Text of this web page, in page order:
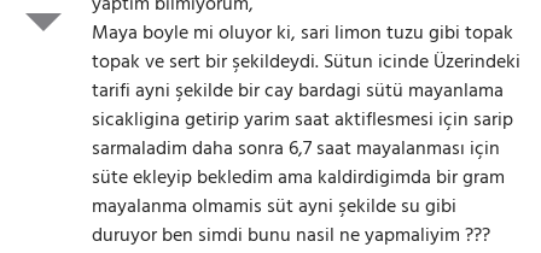
Maya boyle mi oluyor ki, sari limon tuzu gibi topak
topak ve sert bir şekildeydi. Sütun icinde Üzerindeki
tarifi ayni şekilde bir cay bardagi sütü mayanlama
sicakligina getirip yarim saat aktiflesmesi için sarip
sarmaladim daha sonra 6,7 saat mayalanması için
süte ekleyip bekledim ama kaldirdigimda bir gram
mayalanma olmamis süt ayni şekilde su gibi
duruyor ben simdi bunu nasil ne yapmaliyim ???